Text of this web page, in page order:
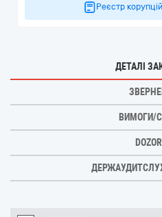
Реєстр
ДЕТАЛІ
ВИМОГИ/